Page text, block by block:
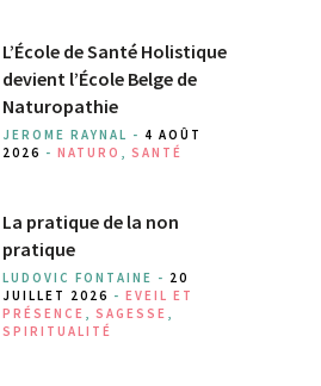
L’École de Santé Holistique
devient l’École Belge de
Naturopathie
JEROME RAYNAL - 4 AOÛT
2026 - NATURO , SANTÉ
La pratique de la non
pratique
LUDOVIC FONTAINE - 20
JUILLET 2026 - EVEIL ET
PRÉSENCE , SAGESSE ,
SPIRITUALITÉ